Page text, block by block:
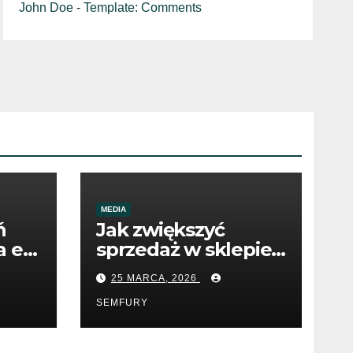
John Doe -Template: Comments
e-
MEDIA
Jak zwiększyć
sprzedaż w sklepie
internetowym
dzięki SEO
25 MARCA, 2026
SEMFURY